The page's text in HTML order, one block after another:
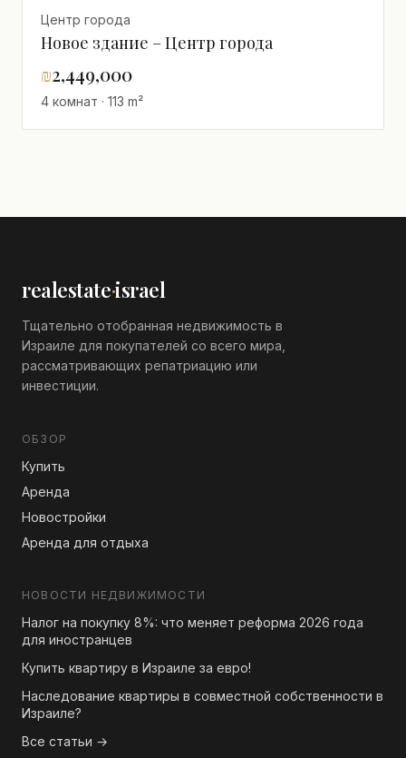
Центр города
Новое здание – Центр города
₪2,449,000
4 комнат · 113 m²
realestate·israel
Тщательно отобранная недвижимость в
Израиле для покупателей со всего мира,
рассматривающих репатриацию или
инвестиции.
ОБЗОР
Купить
Аренда
Новостройки
Аренда для отдыха
НОВОСТИ НЕДВИЖИМОСТИ
Налог на покупку 8%: что меняет реформа 2026 года
для иностранцев
Купить квартиру в Израиле за евро!
Наследование квартиры в совместной собственности в
Израиле?
Все статьи →